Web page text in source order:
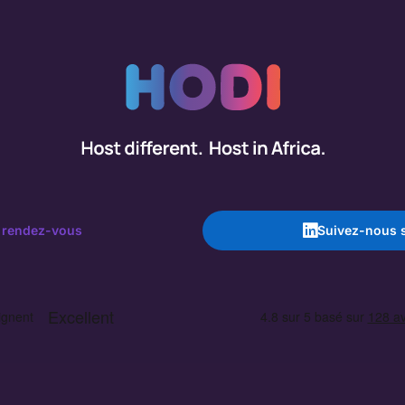
vous Suivez-nous